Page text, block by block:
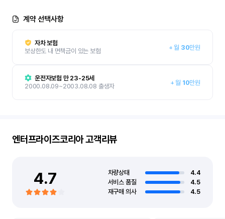
계약 선택사항
자차 보험
보상한도 내 면책금이 있는 보험
+월 30만원
운전자보험 만 23-25세
2000.08.09~2003.08.08 출생자
+월 10만원
엔터프라이즈코리아고객리뷰
4.7 차량상태
4.4
서비스 품질
4.5
재구매 의사
4.5